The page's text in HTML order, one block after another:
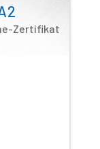
Zertifikat